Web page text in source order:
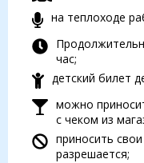
на теплоходе
час;
детский билет
можно
с чеком из
приносить
разрешается;